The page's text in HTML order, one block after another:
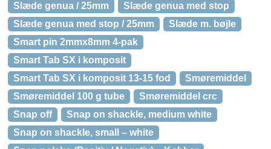
Slæde genua / 25mm
Slæde genua med stop
Slæde genua med stop / 25mm
Slæde m. bøjle
Smart pin 2mmx8mm 4-pak
Smart Tab SX i komposit
Smart Tab SX i komposit 13-15 fod
Smøremiddel
Smøremiddel 100 g tube
Smøremiddel crc
Snap off
Snap on shackle, medium white
Snap on shackle, small – white